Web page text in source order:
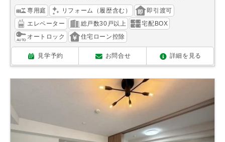
専用庭 リフォーム（履歴含む）
即引渡可
エレベーター
総戸数30戸以上
宅配BOX
オートロック
住宅ローン控除
見学予約 お問合せ 詳細を見る